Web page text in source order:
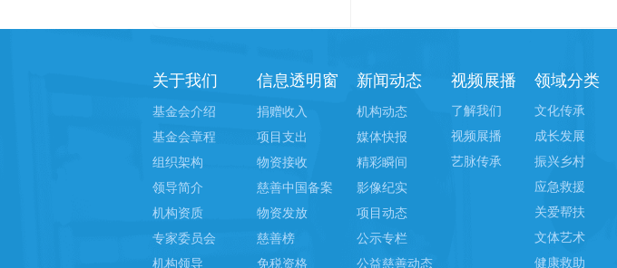
关于我们
基金会介绍
基金会章程
组织架构
领导简介
机构资质
专家委员会
机构领导
信息透明窗
捐赠收入
项目支出
物资接收
慈善中国备案
物资发放
慈善榜
免税资格
新闻动态
机构动态
媒体快报
精彩瞬间
影像纪实
项目动态
公示专栏
公益慈善动态
视频展播
了解我们
视频展播
艺脉传承
领域分类
文化传承
成长发展
振兴乡村
应急救援
关爱帮扶
文体艺术
健康救助